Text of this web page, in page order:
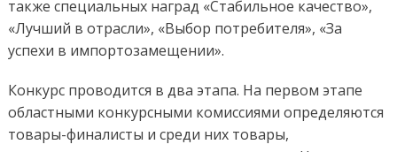
также специальных наград «Стабильное качество»,
«Лучший в отрасли», «Выбор потребителя», «За
успехи в импортозамещении».
Конкурс проводится в два этапа. На первом этапе
областными конкурсными комиссиями определяются
товары-финалисты и среди них товары,